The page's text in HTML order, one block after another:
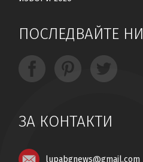
ПОСЛЕДВАЙТЕ НИ
ЗА КОНТАКТИ
lupabgnews@gmail.com